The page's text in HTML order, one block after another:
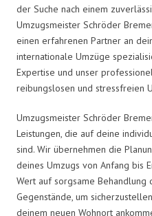
der Suche nach einem
Umzugsmeister Schröder
einen erfahrenen Partner an
internationale Umzüge
Expertise und unser
reibungslosen und stressfreien
Umzugsmeister Schröder
Leistungen, die auf deine
sind. Wir übernehmen die
deines Umzugs von Anfang bis
Wert auf sorgsame
Gegenstände, um
deinem neuen Wohnort